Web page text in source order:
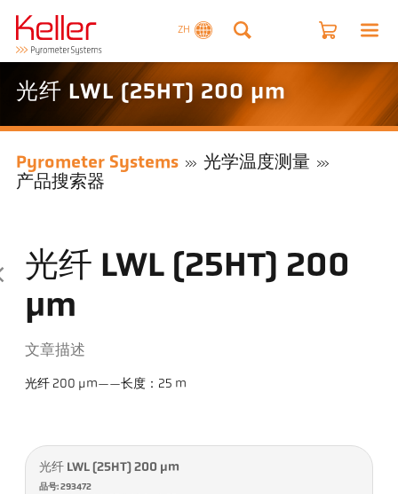
ZH
光纤 LWL (25HT) 200 µm
Pyrometer Systems
光学温度测量
产品搜索器
光纤 LWL (25HT) 200
µm
文章描述
光纤 200 µm——长度：25 m
光纤 LWL (25HT) 200 µm
品号: 293472